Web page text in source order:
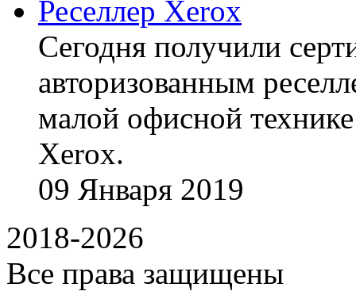
Реселлер Xerox
Сегодня получили
авторизованным
малой офисной
Xerox.
09 Января 2019
2018-2026
Все права защищены